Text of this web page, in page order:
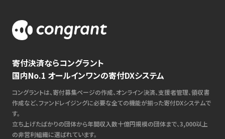
寄付決済ならコングラント
国内No.1 オールインワンの寄付DXシステム
コングラントは、寄付募集ページの作成、オンライン決済、支援者管理、領収書
作成など、ファンドレイジングに必要な全ての機能が揃った寄付DXシステムで
す。
立ち上げたばかりの団体から年間収入数十億円規模の団体まで、3,000以上
の非営利組織に選ばれています。